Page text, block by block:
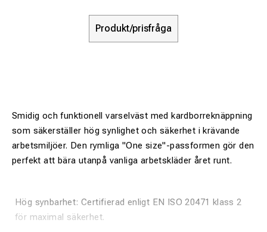
Produkt/prisfråga
Smidig och funktionell varselväst med kardborreknäppning
som säkerställer hög synlighet och säkerhet i krävande
arbetsmiljöer. Den rymliga "One size"-passformen gör den
perfekt att bära utanpå vanliga arbetskläder året runt.
Hög synbarhet: Certifierad enligt EN ISO 20471 klass 2
för maximal säkerhet.